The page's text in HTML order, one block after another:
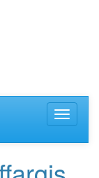
Toggle